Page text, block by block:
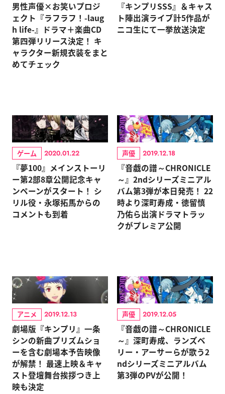
男性声優×お笑いプロジ
ェクト『ラフラフ！-laug
h life-』ドラマ＋楽曲CD
第四弾リリース決定！ キ
ャラクター新規衣装をまと
めてチェック
『キンプリSSS』＆キャス
ト陣出演ライブ計5作品が
ニコ生にて一挙放送決定
ゲーム 2020.01.22
『夢100』メインストーリ
ー第2部8章公開記念キャ
ンペーンがスタート！ シ
リル役・永塚拓馬からの
コメントも到着
声優 2019.12.18
『音戯の譜～CHRONICLE
～』2ndシリーズミニアル
バム第3弾が本日発売！ 22
時より深町寿成・徳留慎
乃佑ら出演ドラマトラッ
クがプレミア公開
アニメ 2019.12.13
劇場版『キンプリ』一条
シンの新曲プリズムショ
ーを含む劇場本予告映像
が解禁！ 最速上映＆キャ
スト登壇舞台挨拶つき上
映も決定
声優 2019.12.05
『音戯の譜～CHRONICLE
～』深町寿成、ランズベ
リー・アーサーらが歌う2
ndシリーズミニアルバム
第3弾のPVが公開！